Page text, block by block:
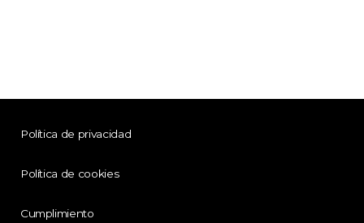
Política de privacidad
Política de cookies
Cumplimiento